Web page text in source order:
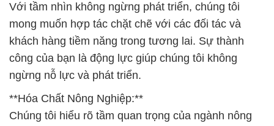
Với tầm nhìn không ngừng phát triển, chúng tôi
mong muốn hợp tác chặt chẽ với các đối tác và
khách hàng tiềm năng trong tương lai. Sự thành
công của bạn là động lực giúp chúng tôi không
ngừng nỗ lực và phát triển.
**Hóa Chất Nông Nghiệp:**
Chúng tôi hiểu rõ tầm quan trọng của ngành nông